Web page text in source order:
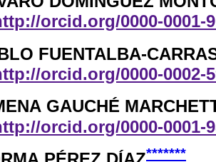
orcid.org/0000-0001-
FUENTALBA-
orcid.org/0000-0002-
GAUCHÉ
orcid.org/0000-0001-
*******